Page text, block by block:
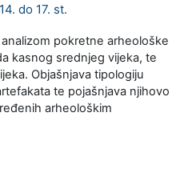
do 17. st.
pokretne arheološke
kasnog srednjeg vijeka, te
Objašnjava tipologiju
te pojašnjava njihovo
arheološkim